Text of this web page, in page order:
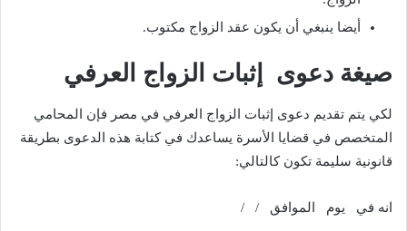
أيضا ينبغي أن يكون عقد الزواج مكتوب.
صيغة دعوى إثبات الزواج العرفي
لكي يتم تقديم دعوى إثبات الزواج العرفي في مصر فإن المحامي
المتخصص في قضايا الأسرة يساعدك في كتابة هذه الدعوى بطريقة
قانونية سليمة تكون كالتالي:
انه في يوم الموافق / /